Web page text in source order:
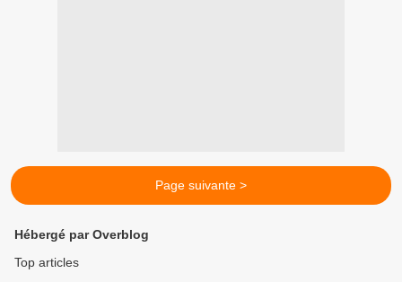
Page suivante >
Hébergé par Overblog
Top articles